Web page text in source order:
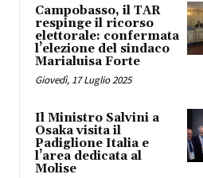
Campobasso, il TAR
respinge il ricorso
elettorale: confermata
l’elezione del sindaco
Marialuisa Forte
Giovedì, 17 Luglio 2025
Il Ministro Salvini a
Osaka visita il
Padiglione Italia e
l’area dedicata al
Molise